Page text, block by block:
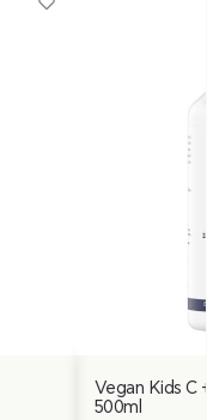
Vegan Kids C
500ml